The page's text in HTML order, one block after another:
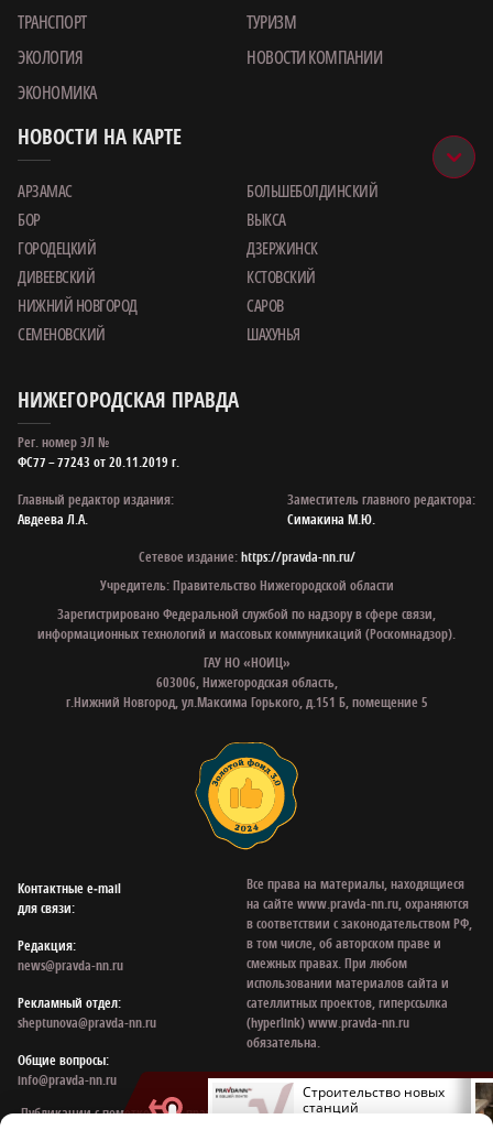
ТРАНСПОРТ
ТУРИЗМ
ЭКОЛОГИЯ
НОВОСТИ КОМПАНИИ
ЭКОНОМИКА
НОВОСТИ НА КАРТЕ
АРЗАМАС
БОЛЬШЕБОЛДИНСКИЙ
БОР
ВЫКСА
ГОРОДЕЦКИЙ
ДЗЕРЖИНСК
ДИВЕЕВСКИЙ
КСТОВСКИЙ
НИЖНИЙ НОВГОРОД
САРОВ
СЕМЕНОВСКИЙ
ШАХУНЬЯ
НИЖЕГОРОДСКАЯ ПРАВДА
Рег. номер ЭЛ №
ФС77 – 77243 от 20.11.2019 г.
Главный редактор издания:
Авдеева Л.А.
Заместитель главного редактора:
Симакина М.Ю.
Сетевое издание:https://pravda-nn.ru/
Учредитель: Правительство Нижегородской области
Зарегистрировано Федеральной службой по надзору в сфере связи,
информационных технологий и массовых коммуникаций (Роскомнадзор).
ГАУ НО «НОИЦ»
603006, Нижегородская область,
г.Нижний Новгород, ул.Максима Горького, д.151 Б, помещение 5
Контактные e‑mail
для связи:
Редакция:
news@pravda-nn.ru
Рекламный отдел:
sheptunova@pravda-nn.ru
Общие вопросы:
info@pravda-nn.ru
Все права на материалы, находящиеся
на сайте www.pravda-nn.ru, охраняются
в соответствии с законодательством РФ,
в том числе, об авторском праве и
смежных правах. При любом
использовании материалов сайта и
сателлитных проектов, гиперссылка
(hyperlink) www.pravda-nn.ru
обязательна.
Публикации с пометкой «На правах рекламы», «Новости компании» оплачены
Агроэксперт Плугов
рассказал, когда
Строительство новых
станций